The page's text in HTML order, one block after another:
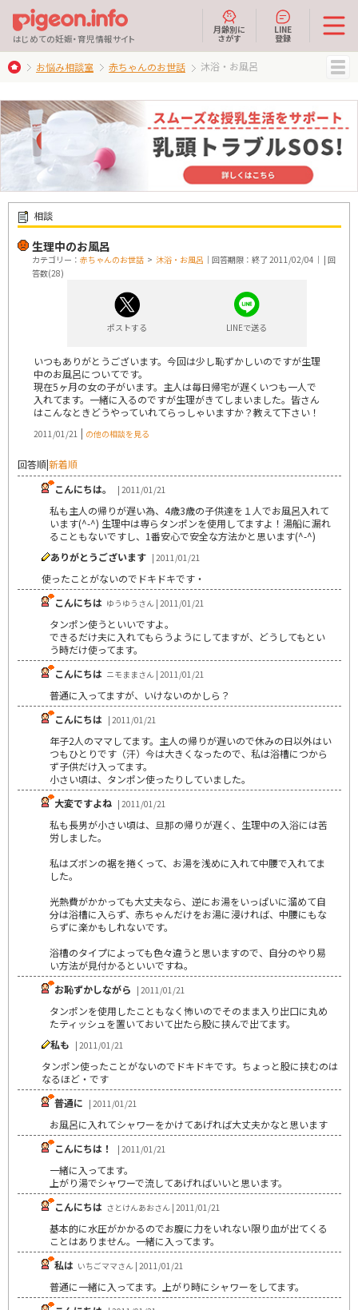
はじめての妊娠・育児情報サイト
月齢別に
さがす
LINE
登録
お悩み相談室 赤ちゃんのお世話 沐浴・お風呂
相談
生理中のお風呂
カテゴリー： 赤ちゃんのお世話 > 沐浴・お風呂 ｜回答期限：終了 2011/02/04｜ | 回
答数(28)
ポストする LINEで送る
いつもありがとうございます。今回は少し恥ずかしいのですが生理
中のお風呂についてです。
現在5ヶ月の女の子がいます。主人は毎日帰宅が遅くいつも一人で
入れてます。一緒に入るのですが生理がきてしまいました。皆さん
はこんなときどうやっていれてらっしゃいますか？教えて下さい！
2011/01/21 | の他の相談を見る
回答順|新着順
こんにちは。
| 2011/01/21
私も主人の帰りが遅い為、4歳3歳の子供達を１人でお風呂入れて
います(^-^) 生理中は専らタンポンを使用してますよ！湯船に漏れ
ることもないですし、1番安心で安全な方法かと思います(^-^)
ありがとうございます | 2011/01/21
使ったことがないのでドキドキです・
こんにちは ゆうゆうさん | 2011/01/21
タンポン使うといいですよ。
できるだけ夫に入れてもらうようにしてますが、どうしてもとい
う時だけ使ってます。
こんにちは ニモままさん | 2011/01/21
普通に入ってますが、いけないのかしら？
こんにちは | 2011/01/21
年子2人のママしてます。主人の帰りが遅いので休みの日以外はい
つもひとりです（汗）今は大きくなったので、私は浴槽につから
ず子供だけ入ってます。
小さい頃は、タンポン使ったりしていました。
大変ですよね | 2011/01/21
私も長男が小さい頃は、旦那の帰りが遅く、生理中の入浴には苦
労しました。
私はズボンの裾を捲くって、お湯を浅めに入れて中腰で入れてま
した。
光熱費がかかっても大丈夫なら、逆にお湯をいっぱいに溜めて自
分は浴槽に入らず、赤ちゃんだけをお湯に浸ければ、中腰にもな
らずに楽かもしれないです。
浴槽のタイプによっても色々違うと思いますので、自分のやり易
い方法が見付かるといいですね。
お恥ずかしながら | 2011/01/21
タンポンを使用したこともなく怖いのでそのまま入り出口に丸め
たティッシュを置いておいて出たら股に挟んで出てます。
私も | 2011/01/21
タンポン使ったことがないのでドキドキです。ちょっと股に挟むのは
なるほど・です
普通に | 2011/01/21
お風呂に入れてシャワーをかけてあげれば大丈夫かなと思います
こんにちは！
| 2011/01/21
一緒に入ってます。
上がり湯でシャワーで流してあげればいいと思います。
こんにちは さとけんあおさん | 2011/01/21
基本的に水圧がかかるのでお腹に力をいれない限り血が出てくる
ことはありません。一緒に入ってます。
私は いちごママさん | 2011/01/21
普通に一緒に入ってます。上がり時にシャワーをしてます。